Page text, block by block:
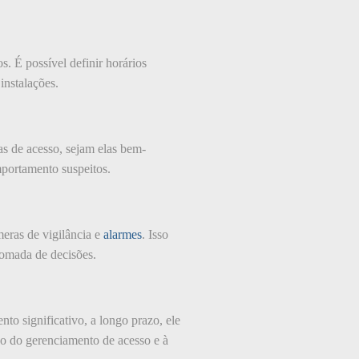
É possível definir horários
de acesso, sejam elas bem-
suspeitos.
de vigilância e alarmes. Isso
de decisões.
significativo, a longo prazo, ele
gerenciamento de acesso e à